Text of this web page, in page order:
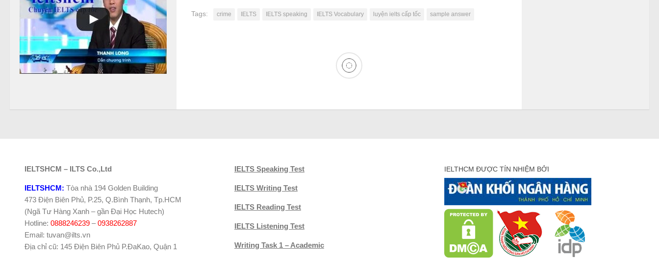
Tags: crime IELTS IELTS speaking IELTS Vocabulary luyện ielts cấp tốc sample answer
IELTSHCM – ILTS Co.,Ltd
IELTSHCM: Tòa nhà 194 Golden Building
473 Điện Biên Phủ, P.25, Q.Bình Thạnh, Tp.HCM
(Ngã Tư Hàng Xanh – gần Đại Học Hutech)
Hotline: 0888246239 –0938262887
Email: tuvan@ilts.vn
Địa chỉ cũ: 145 Điện Biên Phủ P.ĐaKao, Quận 1
IELTS Speaking Test
IELTS Writing Test
IELTS Reading Test
IELTS Listening Test
Writing Task 1 – Academic
IELTHCM ĐƯỢC TÍN NHIỆM BỞI